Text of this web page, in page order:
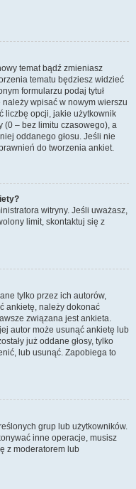
temat bądź zmieniasz
tematu będziesz widzieć
formularzu podaj tytuł
wpisać w nowym wierszu
liczbę opcji, jakie użytkownik
(0 – bez limitu czasowego), a
oddanego głosu. Jeśli nie
do tworzenia ankiet.
witryny. Jeśli uważasz,
limit, skontaktuj się z
tylko przez ich autorów,
ankietę, należy dokonać
związana jest ankieta.
autor może usunąć ankietę lub
już oddane głosy, tylko
lub usunąć. Zapobiega to
grup lub użytkowników.
inne operacje, musisz
z moderatorem lub